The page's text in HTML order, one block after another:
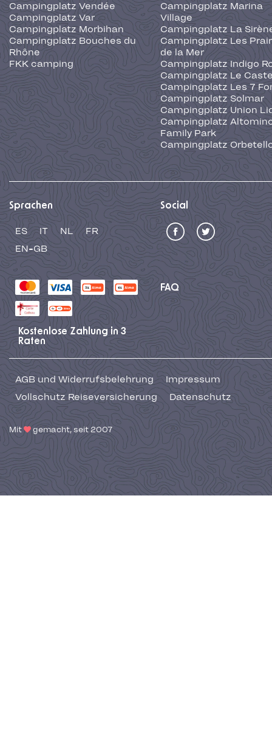
Campingplatz Vendée
Campingplatz Var
Campingplatz Morbihan
Campingplatz Bouches du
Rhône
FKK camping
Campingplatz Marina
Village
Campingplatz La
Campingplatz Les
de la Mer
Campingplatz Indigo
Campingplatz Le
Campingplatz Les 7
Campingplatz Solmar
Campingplatz Union
Campingplatz
Family Park
Campingplatz
Sprachen
ES IT NL
FR
EN-GB
Social
FAQ
Kostenlose Zahlung in 3
Raten
AGB und Widerrufsbelehrung
Impressum
Vollschutz Reiseversicherung
Datenschutz
Mit gemacht, seit 2007